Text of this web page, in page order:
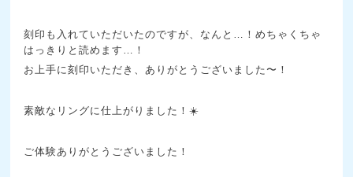
刻印も入れていただいたのですが、なんと…！めちゃくちゃ
はっきりと読めます…！
お上手に刻印いただき、ありがとうございました〜！
素敵なリングに仕上がりました！☀️
ご体験ありがとうございました！